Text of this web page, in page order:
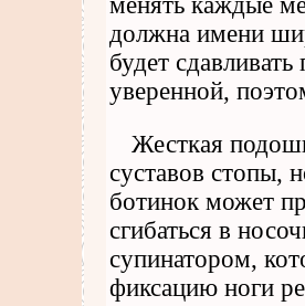
должна имени
будет
уверенной,
Жесткая
суставов стопы,
ботинок может
сгибаться в
супинатором,
фиксацию ноги